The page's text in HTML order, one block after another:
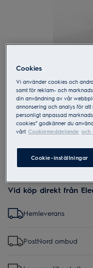
IEB1
Explore 7
Take away
Vid köp direkt från
Hemleverans
PostNord ombud
Cookies
Vi använder cookies och
samt för reklam- och
din användning av vår
annonsering och analys för
personligt anpassad
cookies” godkänner du
vårt Cookiemeddelande och
Cookie-inställningar